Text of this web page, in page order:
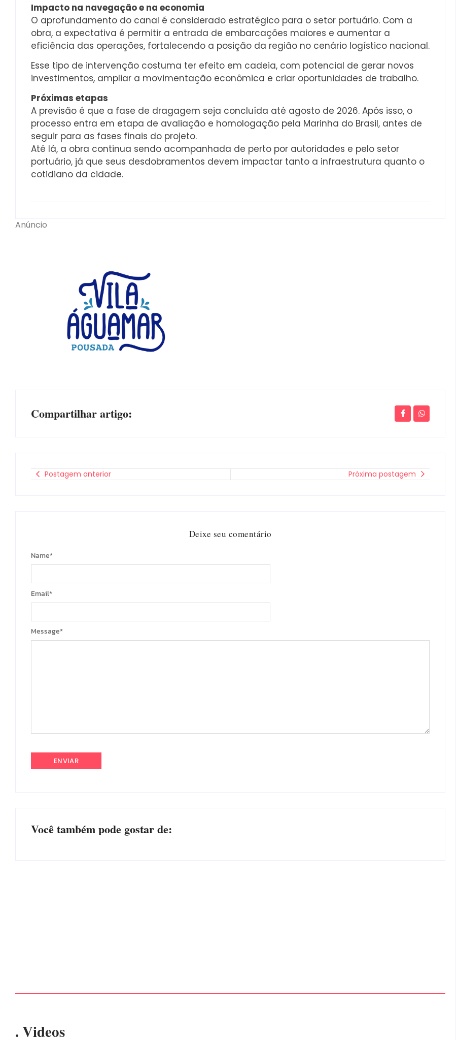
Impacto na navegação e na economia
O aprofundamento do canal é considerado estratégico para o setor portuário. Com a
obra, a expectativa é permitir a entrada de embarcações maiores e aumentar a
eficiência das operações, fortalecendo a posição da região no cenário logístico nacional.
Esse tipo de intervenção costuma ter efeito em cadeia, com potencial de gerar novos
investimentos, ampliar a movimentação econômica e criar oportunidades de trabalho.
Próximas etapas
A previsão é que a fase de dragagem seja concluída até agosto de 2026. Após isso, o
processo entra em etapa de avaliação e homologação pela Marinha do Brasil, antes de
seguir para as fases finais do projeto.
Até lá, a obra continua sendo acompanhada de perto por autoridades e pelo setor
portuário, já que seus desdobramentos devem impactar tanto a infraestrutura quanto o
cotidiano da cidade.
Anúncio
Compartilhar artigo:
Postagem anterior Próxima postagem
Deixe seu comentário
Message*
Name*
Email*
Você também pode gostar de:
. Videos